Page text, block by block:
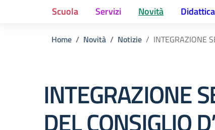
Scuola Servizi Novità Didattica
Home Novità Notizie INTEGRAZIONE
INTEGRAZIONE